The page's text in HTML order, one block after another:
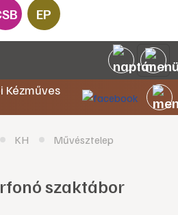
EP
Kézműves
KH
Művésztelep
szaktábor